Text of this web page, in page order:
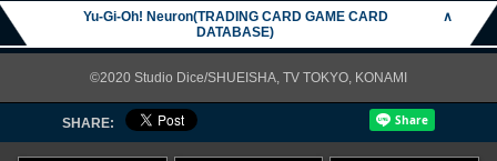
Yu-Gi-Oh! Neuron(TRADING CARD GAME CARD
DATABASE)
∧
©2020 Studio Dice/SHUEISHA, TV TOKYO, KONAMI
SHARE: